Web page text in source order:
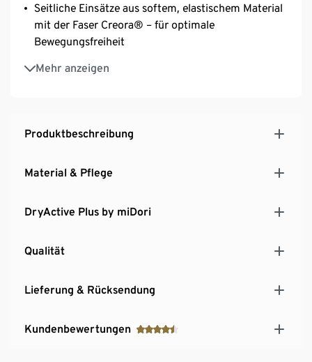
Seitliche Einsätze aus softem, elastischem Material
mit der Faser Creora® – für optimale
Bewegungsfreiheit
Mehr anzeigen
Mit wasserabweisender evoPel-Imprägierung im
Brust- und Rückenbereich
Stopper
Verlängerte Rückenpartie und abgerundeter Saum
Mit recyceltem Material
Produktbeschreibung
Material & Pflege
DryActive Plus by miDori
Qualität
Lieferung & Rücksendung
Kundenbewertungen